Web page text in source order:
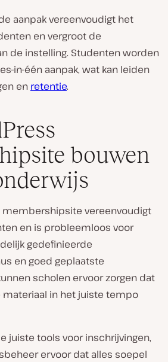
aanpak vereenvoudigt het
en vergroot de
de instelling. Studenten worden
in-één aanpak, wat kan leiden
en retentie.
bouwen
vereenvoudigt
en is probleemloos voor
gedefinieerde
en goed geplaatste
scholen ervoor zorgen dat
in het juiste tempo
juiste tools voor inschrijvingen,
ervoor dat alles soepel